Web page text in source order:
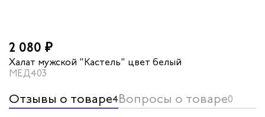
2 080 ₽
Халат мужской "Кастель" цвет белый
МЕД403
Отзывы о товаре4Вопросы о товаре0